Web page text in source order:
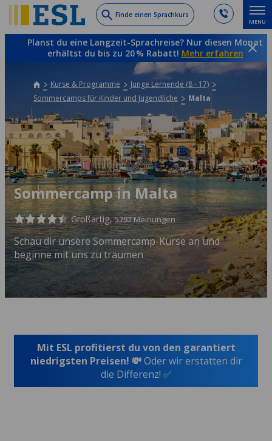
to
main
Finde einen Sprachkurs
MENU
Planst du eine Langzeit-Sprachreise? Nur diesen Monat
erhältst du bis zu 20 % Rabatt! Mehr erfahren
Kurse & Programme
Junge Lernende (8 - 17)
Sommercamps für Kinder und Jugendliche
Malta
Sommercamp in Malta
Großartig,5792 Meinungen
Schau dir unsere Sommercamp-Kurse an und
beginne mit uns zu träumen
Mit ESL profitierst du von den garantiert
niedrigsten Preisen! 💸Oder wir erstatten dir
die Differenz! ✅